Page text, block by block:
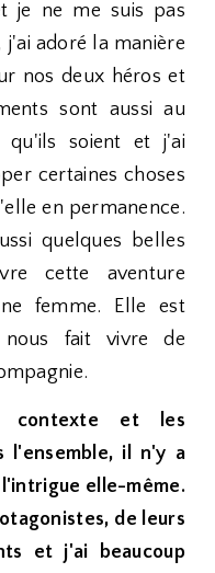
je ne me suis pas
j'ai adoré la manière
nos deux héros et
sont aussi au
qu'ils soient et j'ai
certaines choses
en permanence.
quelques belles
cette aventure
femme. Elle est
nous fait vivre de
et les
l'ensemble, il n'y a
elle-même.
de leurs
et j'ai beaucoup